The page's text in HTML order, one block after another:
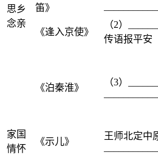
思乡
念亲
笛》
《逢入京使》
（2）
传语报平安
家国
情怀
《泊秦淮》
（3）
《示儿》
王师北定中